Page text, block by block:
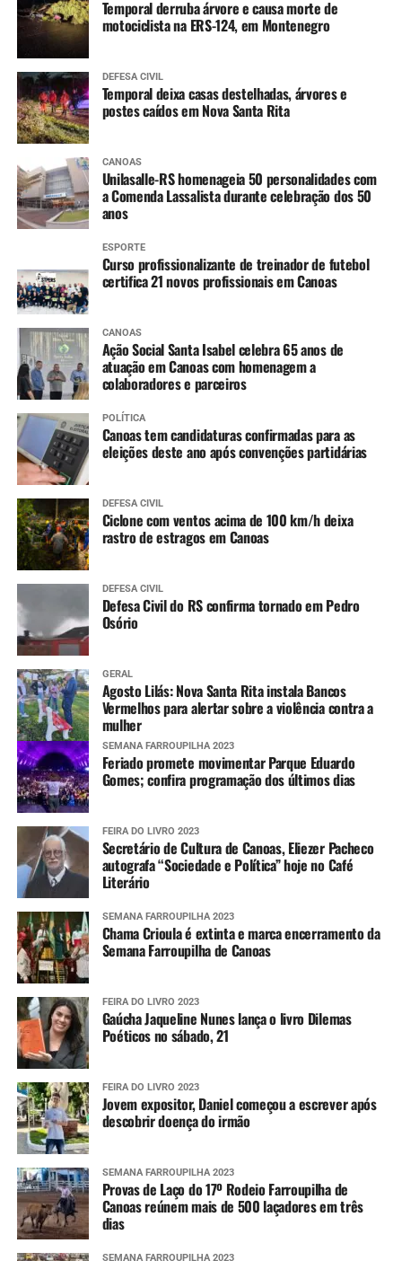
Temporal derruba árvore e causa morte de
motociclista na ERS-124, em Montenegro
DEFESA CIVIL
Temporal deixa casas destelhadas, árvores e
postes caídos em Nova Santa Rita
CANOAS
Unilasalle-RS homenageia 50 personalidades com
a Comenda Lassalista durante celebração dos 50
anos
ESPORTE
Curso profissionalizante de treinador de futebol
certifica 21 novos profissionais em Canoas
CANOAS
Ação Social Santa Isabel celebra 65 anos de
atuação em Canoas com homenagem a
colaboradores e parceiros
POLÍTICA
Canoas tem candidaturas confirmadas para as
eleições deste ano após convenções partidárias
DEFESA CIVIL
Ciclone com ventos acima de 100 km/h deixa
rastro de estragos em Canoas
DEFESA CIVIL
Defesa Civil do RS confirma tornado em Pedro
Osório
GERAL
Agosto Lilás: Nova Santa Rita instala Bancos
Vermelhos para alertar sobre a violência contra a
mulher
SEMANA FARROUPILHA 2023
Feriado promete movimentar Parque Eduardo
Gomes; confira programação dos últimos dias
FEIRA DO LIVRO 2023
Secretário de Cultura de Canoas, Eliezer Pacheco
autografa “Sociedade e Política” hoje no Café
Literário
SEMANA FARROUPILHA 2023
Chama Crioula é extinta e marca encerramento da
Semana Farroupilha de Canoas
FEIRA DO LIVRO 2023
Gaúcha Jaqueline Nunes lança o livro Dilemas
Poéticos no sábado, 21
FEIRA DO LIVRO 2023
Jovem expositor, Daniel começou a escrever após
descobrir doença do irmão
SEMANA FARROUPILHA 2023
Provas de Laço do 17º Rodeio Farroupilha de
Canoas reúnem mais de 500 laçadores em três
dias
SEMANA FARROUPILHA 2023